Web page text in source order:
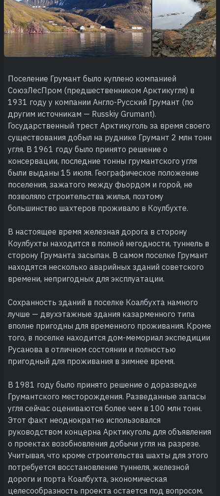
Поселение Грумант было куплено компанией
СоюзЛесПром (предшественником Арктикугля) в
1931 году у компании Англо-Русский Грумант (по
другим источникам — Russkiy Grumant).
Государственный трест Арктикуголь за время своего
существования добыл на руднике Грумант 2 млн тонн
угля. В 1961 году было принято решение о
консервации, последние тонны грумантского угля
были выданы 15 июля. Географическое положение
поселения, зажатого между фьордом и горой, не
позволяло строительства жилья, поэтому
большинство шахтеров проживало в Коулбухте.
В настоящее время железная дорога в сторону
Коулбухты находится в полной негодности, туннель в
сторону Груманта засыпан. В самом поселке Грумант
находятся несколько аварийных зданий советского
времени, непригодных для эксплуатации.
Сохранность зданий в поселке Коалбухта намного
лучше — двухэтажные здания казарменного типа
вполне пригодны для временного проживания. Кроме
того, в поселке находится дом-мемориал экспедиции
Русанова в отличном состоянии и полностью
пригодный для проживания в зимнее время.
В 1981 году было принято решение о доразведке
Грумантского месторождения. Разведанные запасы
угля сейчас оцениваются более чем в 100 млн тонн.
Этот факт неоднократно использовался
руководством концерна Арктикуголь для объявления
о проектах возобновления добычи угля на разрезе.
Учитывая, что кроме строительства шахты для этого
потребуется восстановление туннеля, железной
дороги и порта Коалбухта, экономическая
целесообразность проекта остается под вопросом.